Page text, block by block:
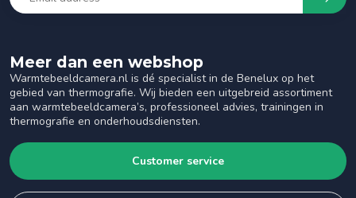
Meer dan een webshop
Warmtebeeldcamera.nl is dé specialist in de Benelux op het
gebied van thermografie. Wij bieden een uitgebreid assortiment
aan warmtebeeldcamera’s, professioneel advies, trainingen in
thermografie en onderhoudsdiensten.
Customer service